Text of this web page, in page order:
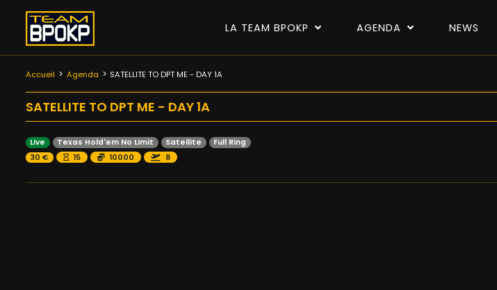
LA TEAM BPOKP AGENDA NEWS
Accueil Agenda SATELLITE TO DPT ME - DAY 1A
SATELLITE TO DPT ME - DAY 1A
Live Texas Hold'em No Limit Satellite
Full Ring
30 €
15 10000 8